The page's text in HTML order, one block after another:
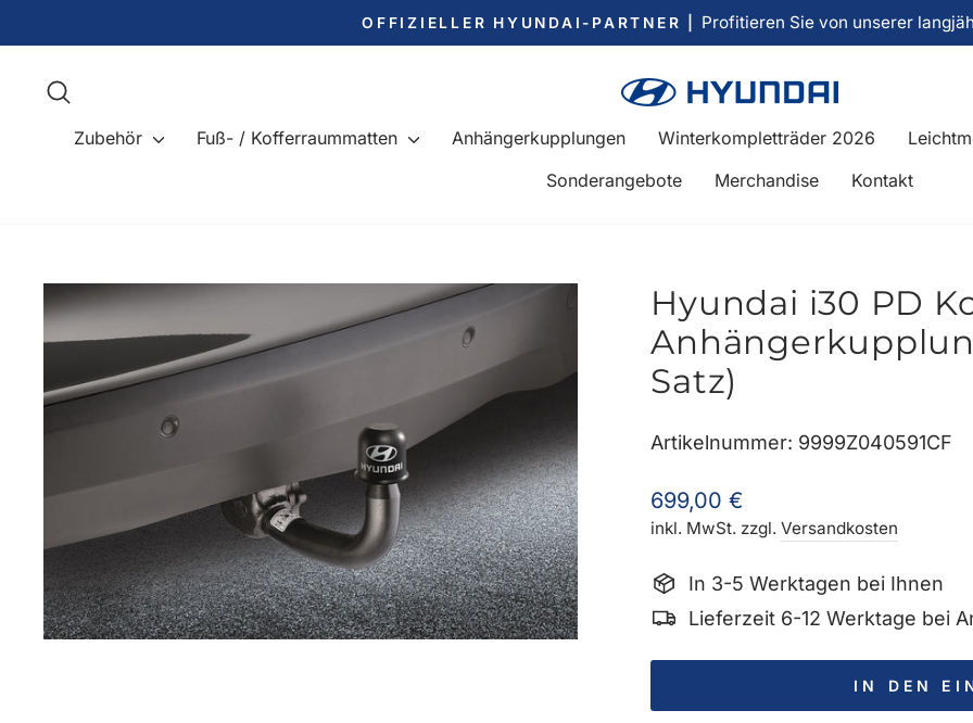
zum
Pause
Diashow
OFFIZIELLER HYUNDAI-PARTNER | Profitieren Sie von unserer
Zubehör Fuß- / Kofferraummatten Anhängerkupplungen Winterkompletträder 2026
Sonderangebote
Merchandise Kontakt
Hyundai i30 PD
Satz)
Artikelnummer: 9999Z040591CF
Normaler
Preis
699,00 €
inkl. MwSt. zzgl.Versandkosten
In 3-5 Werktagen bei Ihnen
Lieferzeit 6-12 Werktage bei
IN DEN